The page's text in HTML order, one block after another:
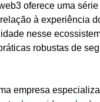
oferece uma
à experiência
nesse
robustas de
empresa